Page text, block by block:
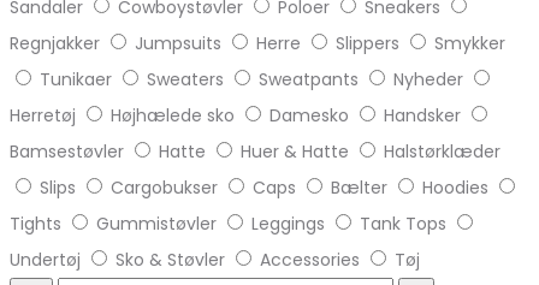
Sandaler
Cowboystøvler Poloer
Sneakers
Regnjakker
Jumpsuits Herre Slippers
Smykker
Tunikaer
Sweaters Sweatpants
Nyheder
Herretøj
Højhælede sko Damesko
Handsker
Bamsestøvler
Hatte Huer & Hatte
Halstørklæder
Slips
Cargobukser Caps Bælter
Hoodies
Tights
Gummistøvler Leggings
Tank Tops
Undertøj
Sko & Støvler Accessories Tøj